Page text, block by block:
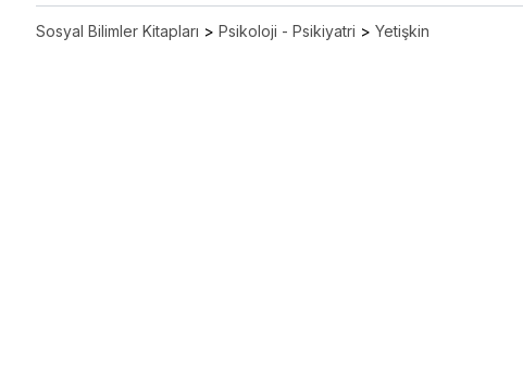
Sosyal Bilimler Kitapları > Psikoloji - Psikiyatri > Yetişkin